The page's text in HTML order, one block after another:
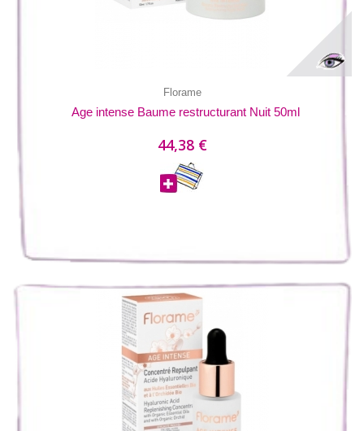
Florame
Age intense Baume restructurant Nuit 50ml
44,38 €